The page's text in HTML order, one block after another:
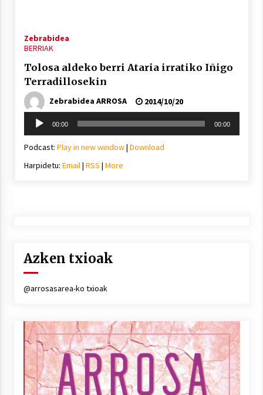
Arrosaren laburpen bideoa Hamaika
2021/06/30
Zebrabidea
BERRIAK
Tolosa aldeko berri Ataria irratiko Iñigo
Terradillosekin
Zebrabidea ARROSA
2014/10/20
Soinu
erreproduzigailua
00:00 00:00
Podcast: Play in new window| Download
Harpidetu: Email| RSS | More
Azken txioak
@arrosasarea-ko txioak